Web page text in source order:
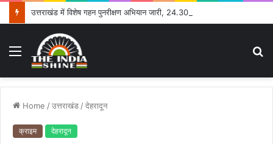
Menu
Home /उत्तराखंड /देहरादून
क्राइम देहरादून